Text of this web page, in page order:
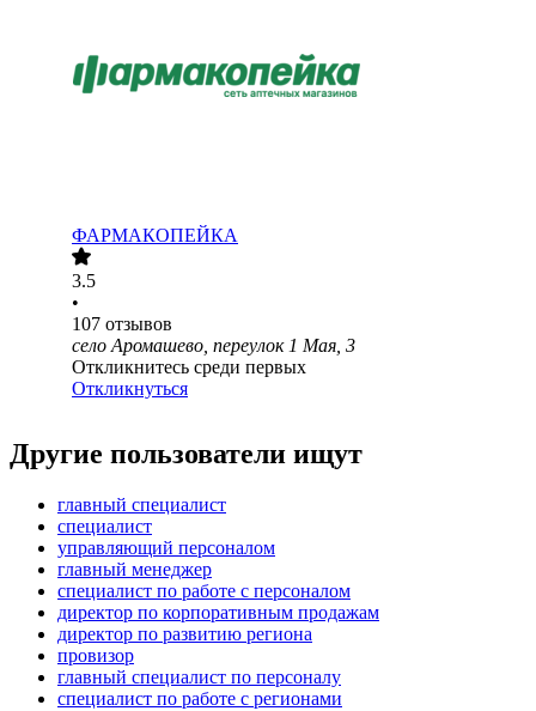
ФАРМАКОПЕЙКА
3.5
•
107 отзывов
село Аромашево, переулок 1 Мая, 3
Откликнитесь среди первых
Откликнуться
Другие пользователи ищут
главный специалист
специалист
управляющий персоналом
главный менеджер
специалист по работе с персоналом
директор по корпоративным продажам
директор по развитию региона
провизор
главный специалист по персоналу
специалист по работе с регионами